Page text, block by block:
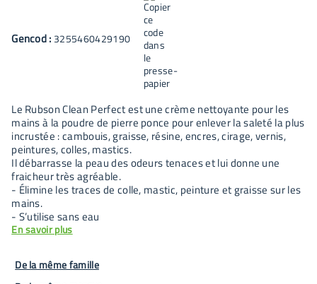
Gencod : 3255460429190
Le Rubson Clean Perfect est une crème nettoyante pour les
mains à la poudre de pierre ponce pour enlever la saleté la plus
incrustée : cambouis, graisse, résine, encres, cirage, vernis,
peintures, colles, mastics.
Il débarrasse la peau des odeurs tenaces et lui donne une
fraicheur très agréable.
- Élimine les traces de colle, mastic, peinture et graisse sur les
mains.
- S’utilise sans eau
En savoir plus
De la même famille